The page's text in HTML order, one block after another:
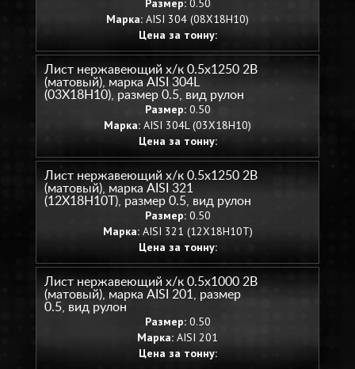
Размер:0.50
Марка: AISI 304 (08Х18Н10)
Цена за тонну:
Лист нержавеющий х/к 0.5х1250 2B
(матовый), марка AISI 304L
(03Х18Н10), размер 0.5, вид рулон
Размер:0.50
Марка: AISI 304L (03Х18Н10)
Цена за тонну:
Лист нержавеющий х/к 0.5х1250 2B
(матовый), марка AISI 321
(12Х18Н10Т), размер 0.5, вид рулон
Размер:0.50
Марка:AISI 321 (12Х18Н10Т)
Цена за тонну:
Лист нержавеющий х/к 0.5х1000 2B
(матовый), марка AISI 201, размер
0.5, вид рулон
Размер:0.50
Марка: AISI 201
Цена за тонну: